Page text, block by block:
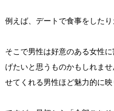
例えば、デートで食事をしたり
そこで男性は好意のある女性
げたいと思うものかもしれま
せてくれる男性ほど魅力的に映